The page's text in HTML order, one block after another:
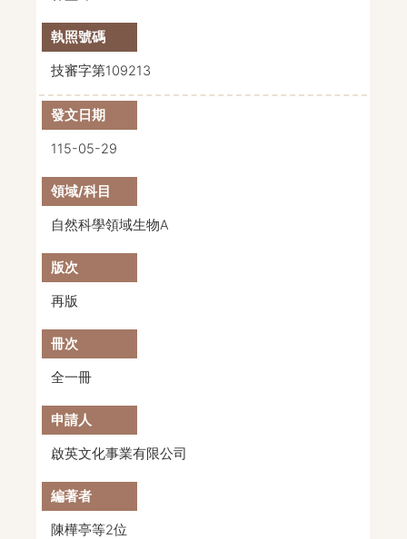
技審字第109213
115-05-29
自然科學領域生物A
再版
全一冊
啟英文化事業有限公司
陳樺亭等2位